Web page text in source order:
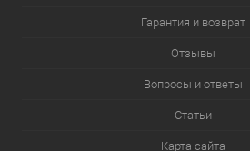
Гарантия и возврат
Отзывы
Вопросы и ответы
Статьи
Карта сайта